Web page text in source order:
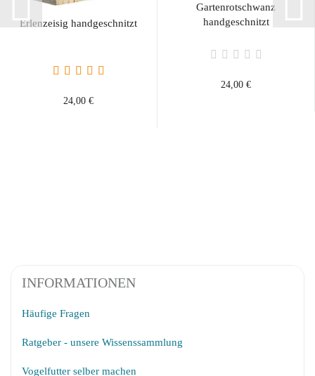
Erlenzeisig handgeschnitzt
24,00 €
Gartenrotschwanz
handgeschnitzt
24,00 €
INFORMATIONEN
Häufige Fragen
Ratgeber - unsere Wissenssammlung
Vogelfutter selber machen